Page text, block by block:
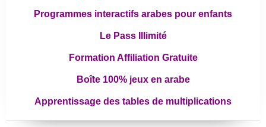
Programmes interactifs arabes pour enfants
Le Pass Illimité
Formation Affiliation Gratuite
Boîte 100% jeux en arabe
Apprentissage des tables de multiplications